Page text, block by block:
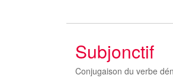
Subjonctif
Conjugaison du verbe